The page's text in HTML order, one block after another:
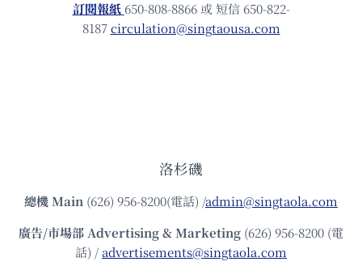
訂閱報紙 650-808-8866 或 短信 650-822-
8187circulation@singtaousa.com
洛杉磯
總機Main (626) 956-8200(電話) /admin@singtaola.com
廣告/市場部Advertising & Marketing (626) 956-8200 (電
話) /advertisements@singtaola.com